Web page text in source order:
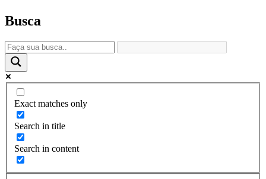
Busca
Exact matches only
Search in title
Search in content